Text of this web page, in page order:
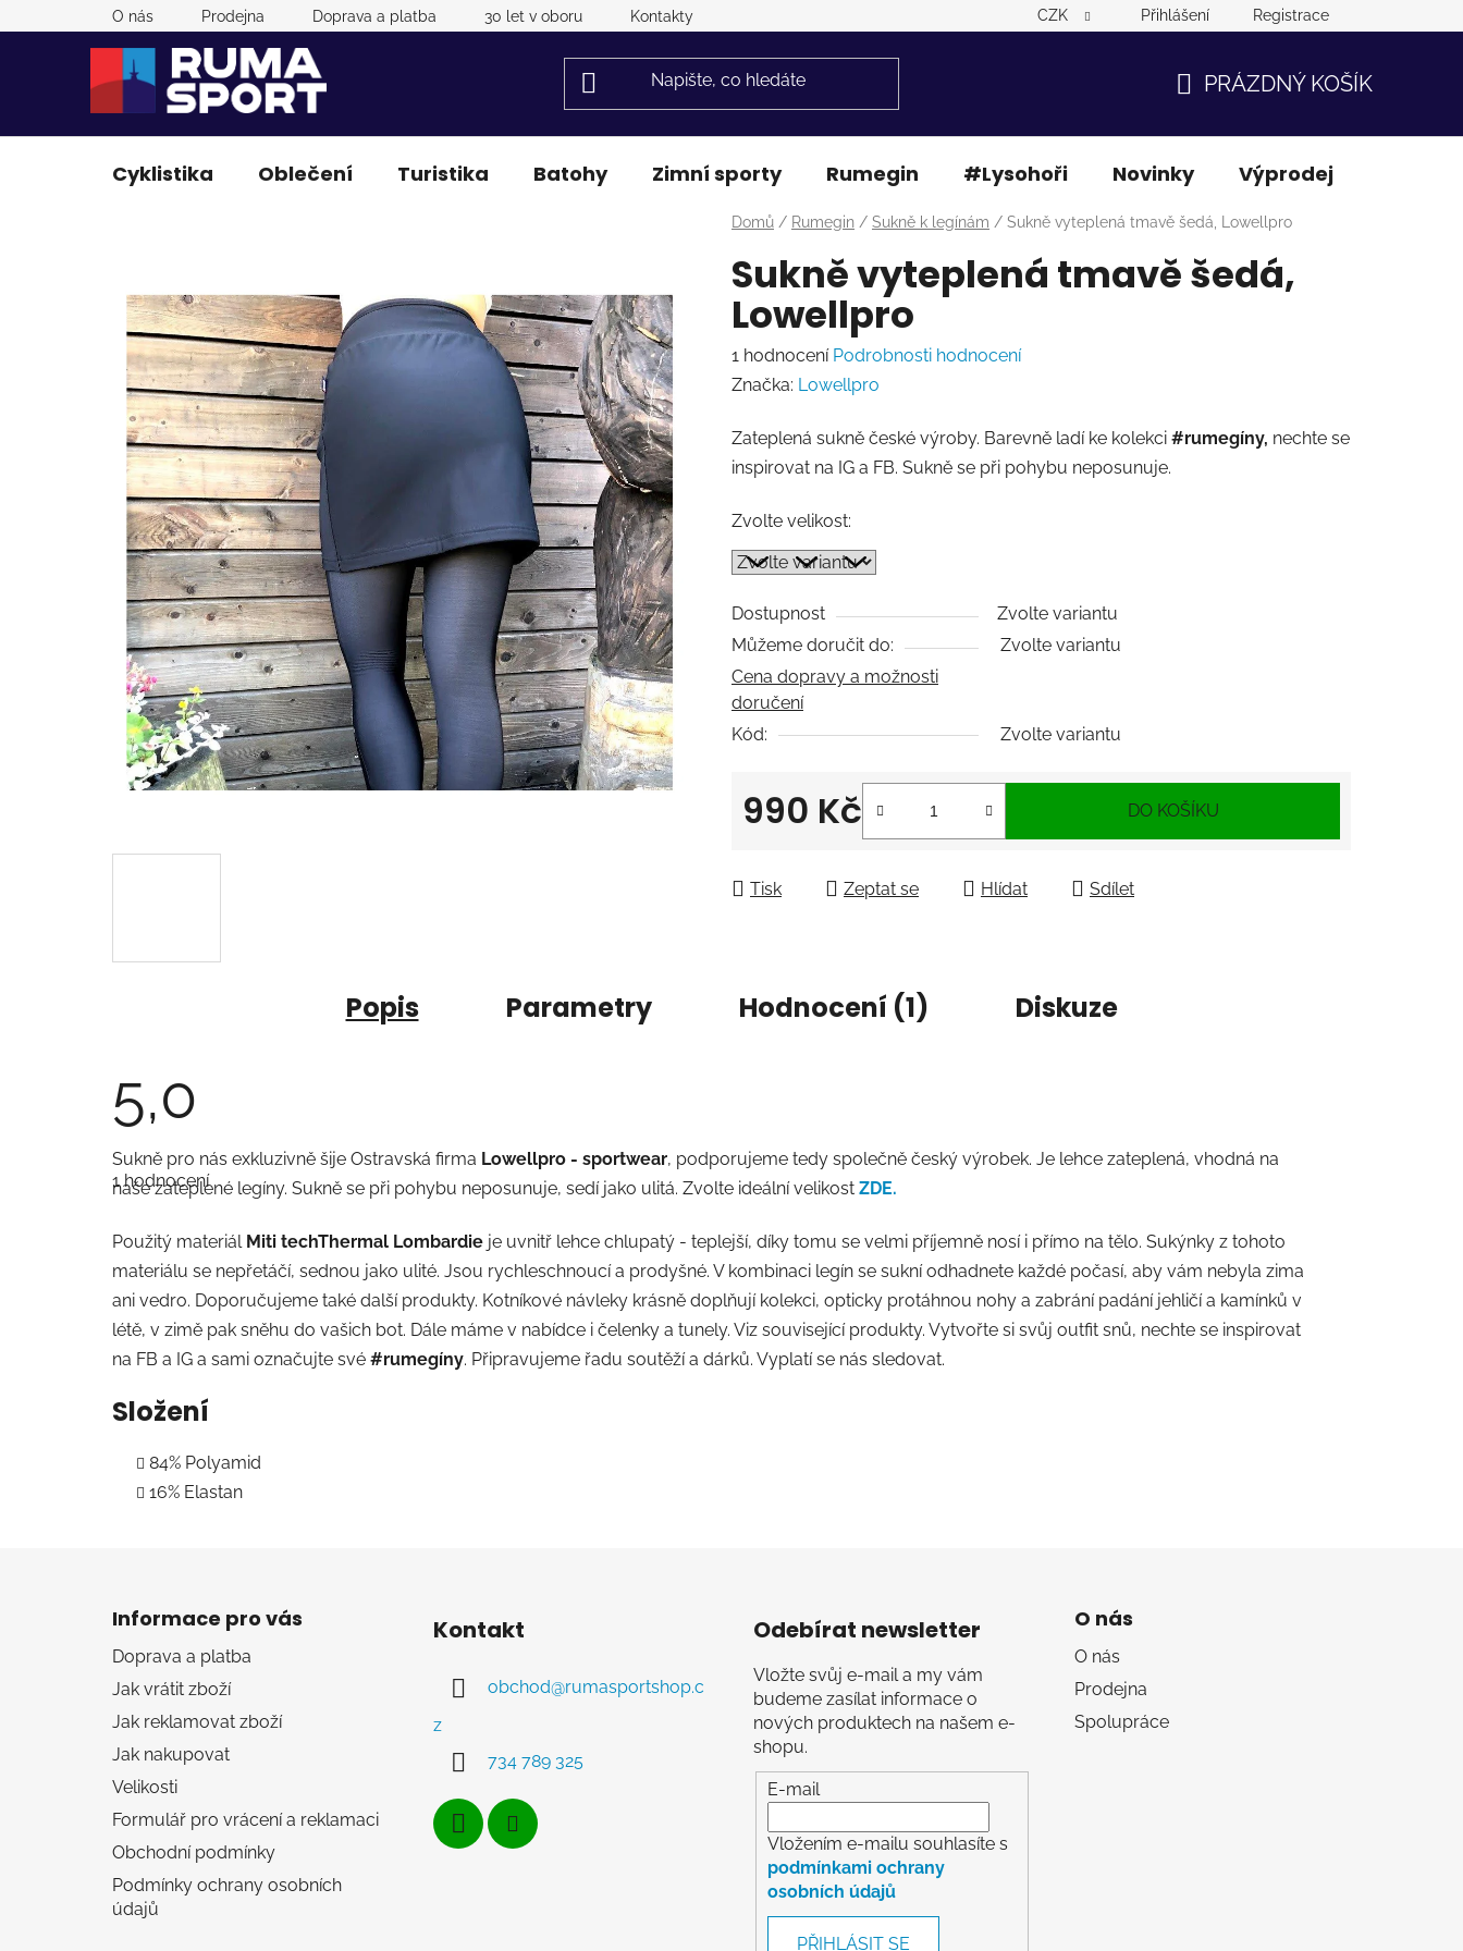
na
O nás Prodejna Doprava a platba 30 let v oboru Kontakty CZK Přihlášení Registrace
KOŠÍK
PRÁZDNÝ KOŠÍK
Cyklistika Oblečení Turistika Batohy Zimní sporty Rumegin #Lysohoři Novinky Výprodej
Domů / Rumegin / Sukně k legínám / Sukně vyteplená tmavě šedá, Lowellpro
Sukně vyteplená tmavě šedá,
Lowellpro
Průměrné
hodnocení
je
5,0
5
hvězdiček.
1 hodnocení Podrobnosti hodnocení
Značka: Lowellpro
Zateplená sukně české výroby. Barevně ladí ke kolekci #rumegíny, nechte se
inspirovat na IG a FB. Sukně se při pohybu neposunuje.
Zvolte velikost:
Dostupnost
Zvolte variantu
Můžeme doručit do:
Zvolte variantu
Cena dopravy a možnosti
doručení
Kód:
Zvolte variantu
990 Kč DO KOŠÍKU
Tisk Zeptat se Hlídat Sdílet
Popis Parametry Hodnocení (1) Diskuze
5,0
Průměrné
hodnocení
produktu
je
z
5
hvězdiček.
1 hodnocení
Sukně pro nás exkluzivně šije Ostravská firma Lowellpro - sportwear, podporujeme tedy společně český výrobek. Je lehce zateplená, vhodná na
naše zateplené legíny. Sukně se při pohybu neposunuje, sedí jako ulitá. Zvolte ideální velikost ZDE.
Použitý materiál Miti techThermal Lombardie je uvnitř lehce chlupatý - teplejší, díky tomu se velmi příjemně nosí i přímo na tělo. Sukýnky z tohoto
materiálu se nepřetáčí, sednou jako ulité. Jsou rychleschnoucí a prodyšné. V kombinaci legín se sukní odhadnete každé počasí, aby vám nebyla zima
ani vedro. Doporučujeme také další produkty. Kotníkové návleky krásně doplňují kolekci, opticky protáhnou nohy a zabrání padání jehličí a kamínků v
létě, v zimě pak sněhu do vašich bot. Dále máme v nabídce i čelenky a tunely. Viz související produkty. Vytvořte si svůj outfit snů, nechte se inspirovat
na FB a IG a sami označujte své #rumegíny. Připravujeme řadu soutěží a dárků. Vyplatí se nás sledovat.
Složení
84% Polyamid
16% Elastan
Informace pro vás
Doprava a platba
Jak vrátit zboží
Jak reklamovat zboží
Jak nakupovat
Velikosti
Formulář pro vrácení a reklamaci
Obchodní podmínky
Podmínky ochrany osobních
údajů
Kontakt
obchod@rumasportshop.c
z
734 789 325
Odebírat newsletter
Vložte svůj e-mail a my vám
budeme zasílat informace o
nových produktech na našem e-
shopu.
E-mail
Vložením e-mailu souhlasíte s
podmínkami ochrany
osobních údajů
PŘIHLÁSIT SE
O nás
O nás
Prodejna
Spolupráce